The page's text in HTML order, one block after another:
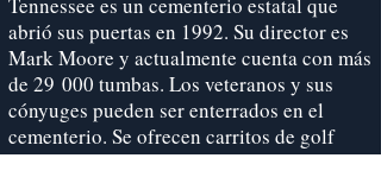
abrió sus puertas en 1992. Su director es
Mark Moore y actualmente cuenta con más
de 29 000 tumbas. Los veteranos y sus
cónyuges pueden ser enterrados en el
cementerio. Se ofrecen carritos de golf
para facilitar el traslado desde el